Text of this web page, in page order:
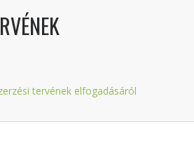
tervének elfogadásáról